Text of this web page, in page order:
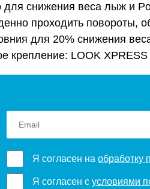
снижения веса лыж и
проходить повороты,
для 20% снижения
крепление: LOOK
Я согласен на обработку
Я согласен с условиями